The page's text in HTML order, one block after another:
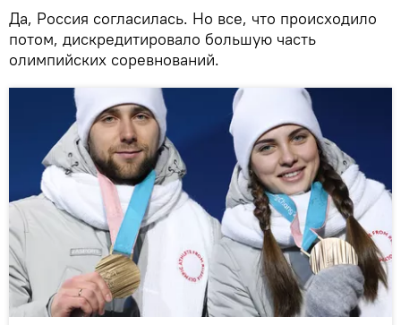
Да, Россия согласилась. Но все, что происходило
потом, дискредитировало большую часть
олимпийских соревнований.